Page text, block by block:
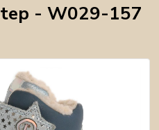
- W029-157